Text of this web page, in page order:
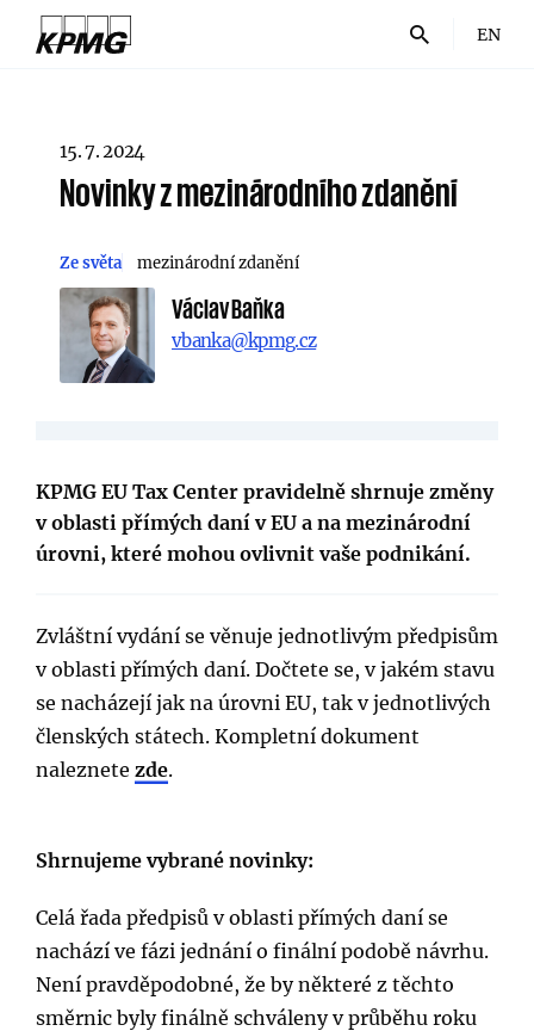
EN
15. 7. 2024
Novinky z mezinárodního zdanění
Ze světa mezinárodní zdanění
Václav Baňka
vbanka@kpmg.cz
KPMG EU Tax Center pravidelně shrnuje změny
v oblasti přímých daní v EU a na mezinárodní
úrovni, které mohou ovlivnit vaše podnikání.
Zvláštní vydání se věnuje jednotlivým předpisům
v oblasti přímých daní. Dočtete se, v jakém stavu
se nacházejí jak na úrovni EU, tak v jednotlivých
členských státech. Kompletní dokument
naleznete zde.
Shrnujeme vybrané novinky:
Celá řada předpisů v oblasti přímých daní se
nachází ve fázi jednání o finální podobě návrhu.
Není pravděpodobné, že by některé z těchto
směrnic byly finálně schváleny v průběhu roku